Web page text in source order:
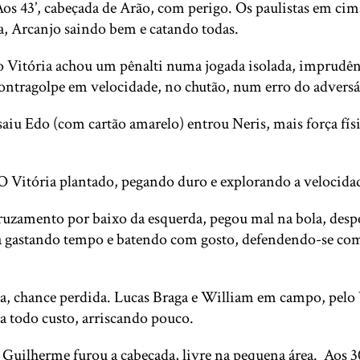
43’, cabeçada de Arão, com perigo. Os paulistas em
Arcanjo saindo bem e catando todas.
achou um pênalti numa jogada isolada,
em velocidade, no chutão, num erro do
Edo (com cartão amarelo) entrou Neris, mais força
Vitória plantado, pegando duro e explorando a
por baixo da esquerda, pegou mal na bola,
tempo e batendo com gosto, defendendo-se
chance perdida. Lucas Braga e William em campo,
todo custo, arriscando pouco.
furou a cabeçada, livre na pequena área.